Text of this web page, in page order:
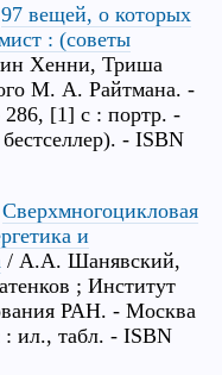
97 вещей, о которых
: (советы
Хенни, Триша
М. А. Райтмана. -
[1] с : портр. -
- ISBN
Сверхмногоцикловая
и
/ А.А. Шанявский,
; Институт
РАН. - Москва
: ил., табл. - ISBN